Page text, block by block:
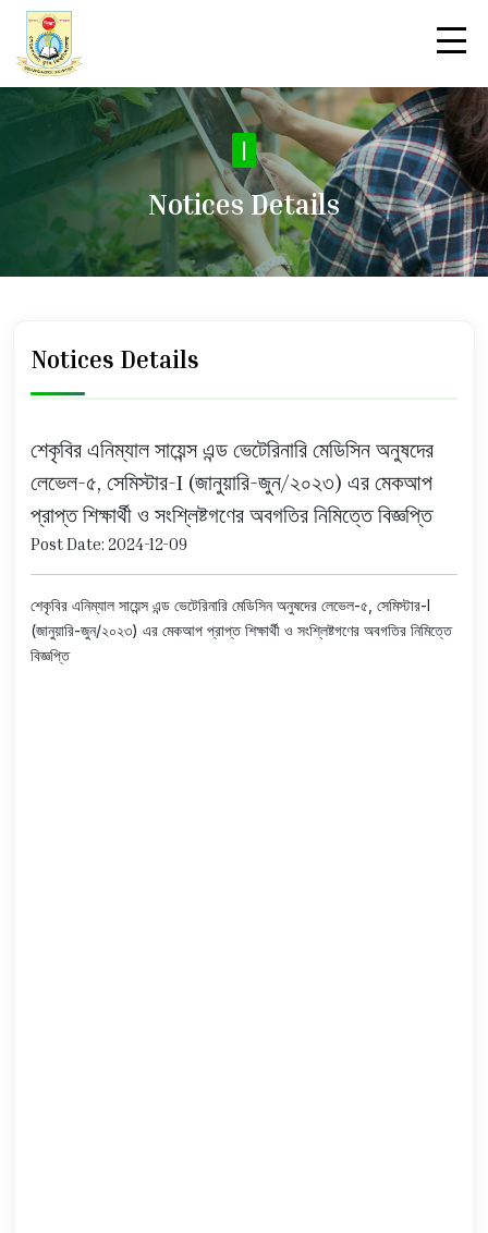
Not|
Notices Details
Notices Details
শেকৃবির এনিম্যাল সায়েন্স এন্ড ভেটেরিনারি মেডিসিন অনুষদের
লেভেল-৫, সেমিস্টার-I (জানুয়ারি-জুন/২০২৩) এর মেকআপ
প্রাপ্ত শিক্ষার্থী ও সংশ্লিষ্টগণের অবগতির নিমিত্তে বিজ্ঞপ্তি
Post Date: 2024-12-09
শেকৃবির এনিম্যাল সায়েন্স এন্ড ভেটেরিনারি মেডিসিন অনুষদের লেভেল-৫, সেমিস্টার-I
(জানুয়ারি-জুন/২০২৩) এর মেকআপ প্রাপ্ত শিক্ষার্থী ও সংশ্লিষ্টগণের অবগতির নিমিত্তে
বিজ্ঞপ্তি